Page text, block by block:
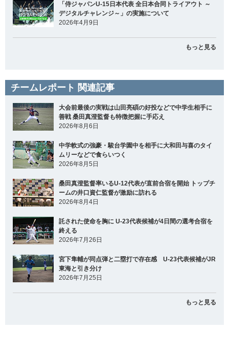
「侍ジャパンU-15日本代表 全日本合同トライアウト ～
デジタルチャレンジ～」の実施について
2026年4月9日
もっと見る
チームレポート 関連記事
大会前最後の実戦は山田亮碩の好投などで中学生相手に
善戦 桑田真澄監督も特徴把握に手応え
2026年8月6日
中学軟式の強豪・駿台学園中を相手に大和田与喜のタイ
ムリーなどで食らいつく
2026年8月5日
桑田真澄監督率いるU-12代表が直前合宿を開始 トップチ
ームの井口資仁監督が激励に訪れる
2026年8月4日
託された使命を胸に U-23代表候補が4日間の選考合宿を
終える
2026年7月26日
宮下隼輔が同点弾と二塁打で存在感 U-23代表候補がJR
東海と引き分け
2026年7月25日
もっと見る